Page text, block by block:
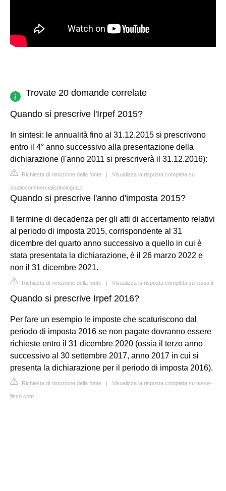
Trovate 20 domande correlate
Quando si prescrive l'Irpef 2015?
In sintesi: le annualità fino al 31.12.2015 si prescrivono
entro il 4° anno successivo alla presentazione della
dichiarazione (l'anno 2011 si prescriverà il 31.12.2016):
Richiesta di rimozione della fonte | Visualizza la risposta completa su
studiocommercialistibologna.it
Quando si prescrive l'anno d'imposta 2015?
Il termine di decadenza per gli atti di accertamento relativi
al periodo di imposta 2015, corrispondente al 31
dicembre del quarto anno successivo a quello in cui è
stata presentata la dichiarazione, è il 26 marzo 2022 e
non il 31 dicembre 2021.
Richiesta di rimozione della fonte | Visualizza la risposta completa su ipsoa.it
Quando si prescrive Irpef 2016?
Per fare un esempio le imposte che scaturiscono dal
periodo di imposta 2016 se non pagate dovranno essere
richieste entro il 31 dicembre 2020 (ossia il terzo anno
successivo al 30 settembre 2017, anno 2017 in cui si
presenta la dichiarazione per il periodo di imposta 2016).
Richiesta di rimozione della fonte | Visualizza la risposta completa su tasse-
fisco.com